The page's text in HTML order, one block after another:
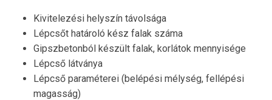
Kivitelezési helyszín távolsága
Lépcsőt határoló kész falak száma
Gipszbetonból készült falak, korlátok mennyisége
Lépcső látványa
Lépcső paraméterei (belépési mélység, fellépési
magasság)